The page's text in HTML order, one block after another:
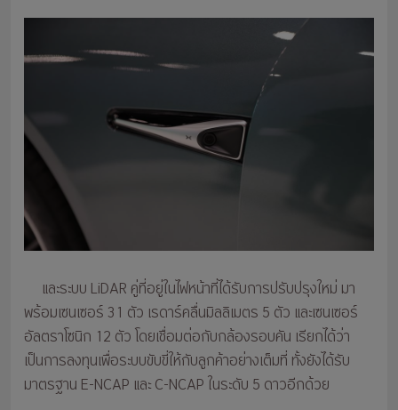
และระบบ LiDAR คู่ที่อยู่ในไฟหน้าที่ได้รับการปรับปรุงใหม่ มา
พร้อมเซนเซอร์ 31 ตัว เรดาร์คลื่นมิลลิเมตร 5 ตัว และเซนเซอร์
อัลตราโซนิก 12 ตัว โดยเชื่อมต่อกับกล้องรอบคัน เรียกได้ว่า
เป็นการลงทุนเพื่อระบบขับขี่ให้กับลูกค้าอย่างเต็มที่ ทั้งยังได้รับ
มาตรฐาน E-NCAP และ C-NCAP ในระดับ 5 ดาวอีกด้วย